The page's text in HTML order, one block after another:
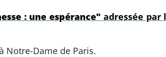
: une espérance" adressée par
Notre-Dame de Paris.